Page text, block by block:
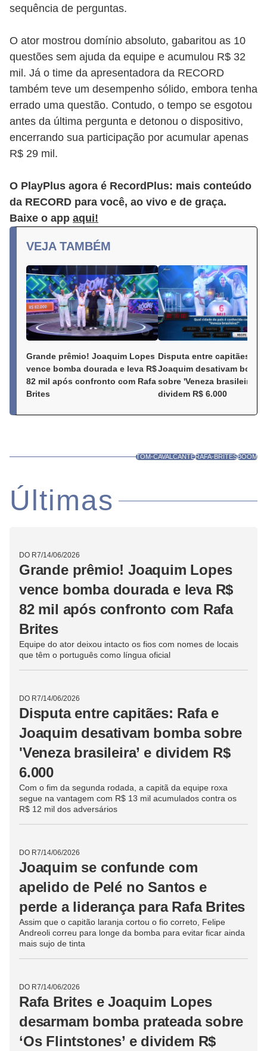
sequência de perguntas.
O ator mostrou domínio absoluto, gabaritou as
10 questões sem ajuda da equipe e acumulou
R$ 32 mil. Já o time da apresentadora da
RECORD também teve um desempenho sólido,
embora tenha errado uma questão. Contudo, o
tempo se esgotou antes da última pergunta e
detonou o dispositivo, encerrando sua
participação por acumular apenas R$ 29 mil.
O PlayPlus agora é RecordPlus: mais
conteúdo da RECORD para você, ao vivo e de
graça. Baixe o app
VEJA TAMBÉM
Grande prêmio! Joaquim Lopes
vence bomba dourada e leva
R$ 82 mil após confronto com
Rafa Brites
Disputa entre capitães:
Joaquim desativam
sobre 'Veneza brasileira’ e
dividem R$ 6.000
TOM-CAVALCANTERAFA-BRITESBOOM
Últimas
vence bomba dourada e leva R$
82 mil após confronto com Rafa
Brites
Equipe do ator deixou intacto os fios com nomes de locais
DO R7
Disputa entre capitães: Rafa e
Joaquim desativam bomba sobre
6.000
Com o fim da segunda rodada, a capitã da equipe roxa
segue na vantagem com R$ 13 mil acumulados contra os
R$ 12 mil dos adversários